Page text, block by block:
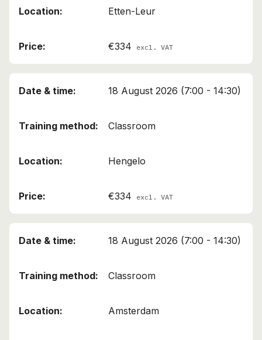
Etten-Leur
€334 excl. VAT
18 August 2026 (7:00 - 14:30)
Classroom
Hengelo
€334 excl. VAT
18 August 2026 (7:00 - 14:30)
Classroom
Amsterdam